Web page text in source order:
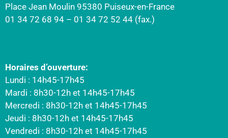
Place Jean Moulin 95380 Puiseux-en-France
01 34 72 68 94 – 01 34 72 52 44 (fax.)
Horaires d’ouverture:
Lundi : 14h45-17h45
Mardi : 8h30-12h et 14h45-17h45
Mercredi : 8h30-12h et 14h45-17h45
Jeudi : 8h30-12h et 14h45-17h45
Vendredi : 8h30-12h et 14h45-17h45